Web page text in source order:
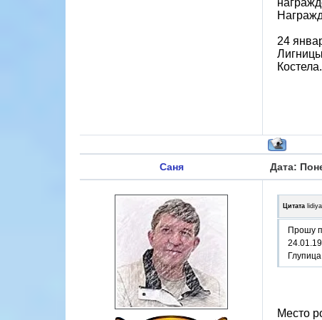
24
Костела.
Саня Дата:
Цитата
Прошу
Место